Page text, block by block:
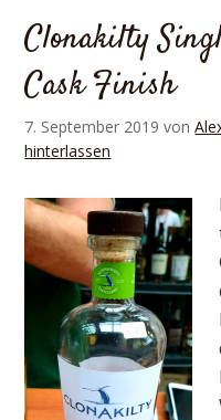
Clonakilty
Cask Finish
7. September 2019 von
hinterlassen